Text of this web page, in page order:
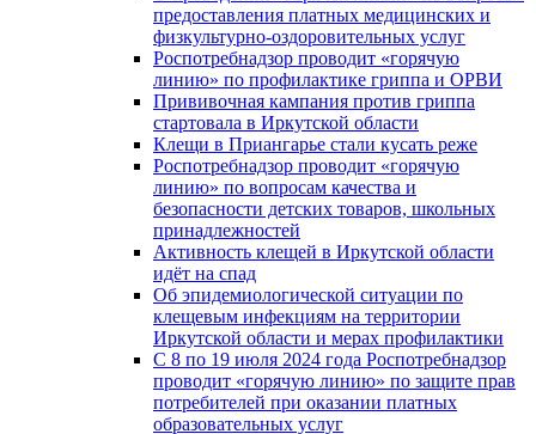
предоставления платных медицинских и
физкультурно-оздоровительных услуг
Роспотребнадзор проводит «горячую
линию» по профилактике гриппа и ОРВИ
Прививочная кампания против гриппа
стартовала в Иркутской области
Клещи в Приангарье стали кусать реже
Роспотребнадзор проводит «горячую
линию» по вопросам качества и
безопасности детских товаров, школьных
принадлежностей
Активность клещей в Иркутской области
идёт на спад
Об эпидемиологической ситуации по
клещевым инфекциям на территории
Иркутской области и мерах профилактики
С 8 по 19 июля 2024 года Роспотребнадзор
проводит «горячую линию» по защите прав
потребителей при оказании платных
образовательных услуг